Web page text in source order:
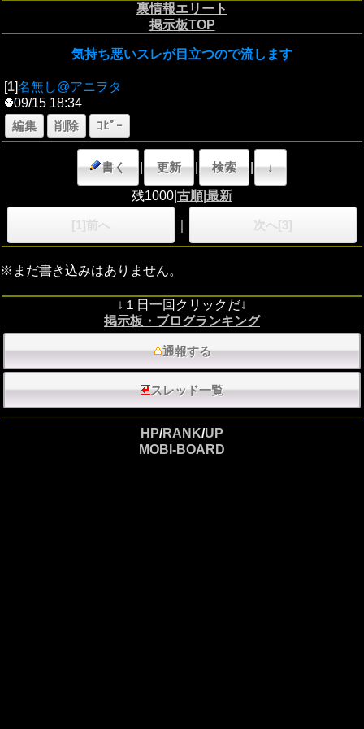
裏情報エリート
掲示板TOP
気持ち悪いスレが目立つので流します
[1]名無し@アニヲタ
09/15 18:34
編集
削除 ｺﾋﾟｰ
書く 更新 検索 ↓
残1000| 古順|最新
[1]前へ 次へ[3]
※まだ書き込みはありません。
↓１日一回クリックだ↓
掲示板・ブログランキング
通報する
スレッド一覧
HP/RANK/UP
MOBI-BOARD